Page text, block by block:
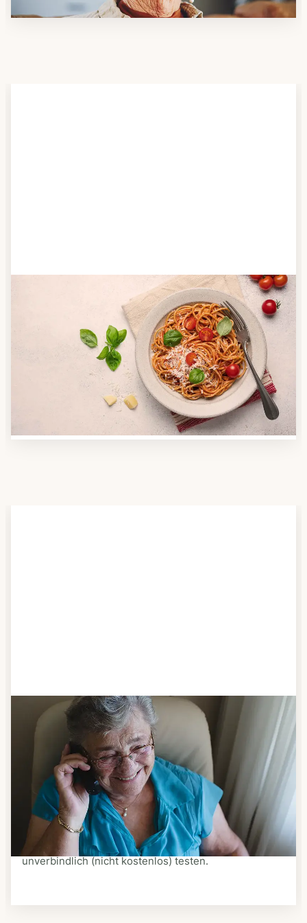
Anbieter finden
Nutzen Sie unsere große Mahlzeiten-Dienst-Suche,
um herauszufinden, welche Anbieter es in Ihrer
Region gibt und welcher am besten zu Ihnen passt.
Verschaffen Sie sich auch einen Überblick über die
Essen auf Rädern-Kosten.
Schritt 3
Bestellen & liefern lassen
Suchen Sie sich aus dem Speiseplan Ihres Anbieters
aus, was Ihnen schmeckt. Bestellen Sie telefonisch,
schriftlich oder im Online-Shop Ihres Anbieters.
Ein Kurier liefert Ihnen das bestellte Essen zum
vereinbarten Zeitpunkt nach Hause. Bei vielen
Anbietern können Sie Essen auf Rädern auch
unverbindlich (nicht kostenlos) testen.